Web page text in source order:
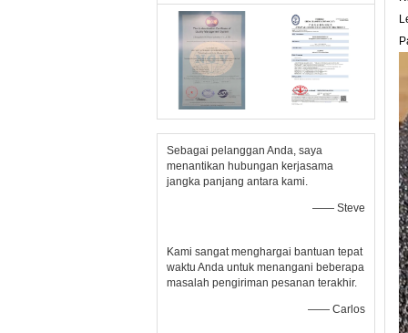
Sebagai pelanggan Anda, saya
menantikan hubungan kerjasama
jangka panjang antara kami.
—— Steve
Kami sangat menghargai bantuan tepat
waktu Anda untuk menangani beberapa
masalah pengiriman pesanan terakhir.
—— Carlos